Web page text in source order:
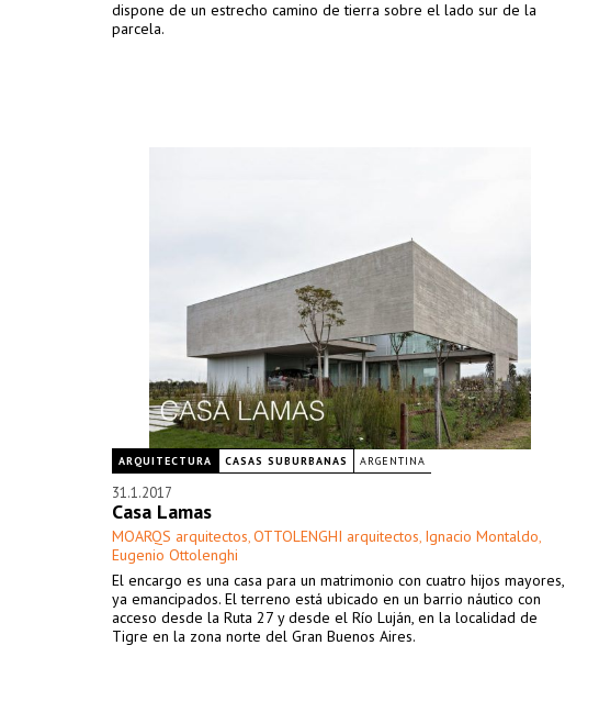
dispone de un estrecho camino de tierra sobre el lado sur de la
parcela.
ARQUITECTURA CASAS SUBURBANAS ARGENTINA
31.1.2017
Casa Lamas
MOARQS arquitectos, OTTOLENGHI arquitectos, Ignacio Montaldo,
Eugenio Ottolenghi
El encargo es una casa para un matrimonio con cuatro hijos mayores,
ya emancipados. El terreno está ubicado en un barrio náutico con
acceso desde la Ruta 27 y desde el Río Luján, en la localidad de
Tigre en la zona norte del Gran Buenos Aires.